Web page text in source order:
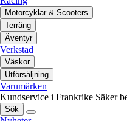
Motorcyklar & Scooters
Terräng
Äventyr
Verkstad
Väskor
Utförsäljning
Varumärken
Kundservice i Frankrike Säker
Sök